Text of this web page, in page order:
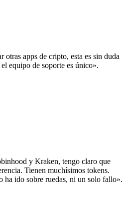
otras apps de cripto, esta es sin duda
equipo de soporte es único».
y Kraken, tengo claro que
Tienen muchísimos tokens.
ha ido sobre ruedas, ni un solo fallo».